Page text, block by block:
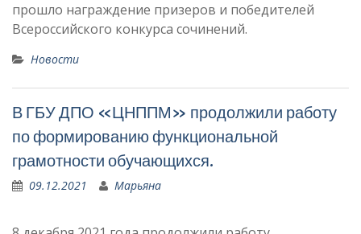
прошло награждение призеров и победителей
Всероссийского конкурса сочинений.
Новости
В ГБУ ДПО «ЦНППМ» продолжили работу
по формированию функциональной
грамотности обучающихся.
09.12.2021 Марьяна